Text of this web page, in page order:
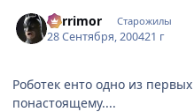
Berrimor Старожилы
28 Сентября, 200421 г
Роботек енто одно из
понастоящему....